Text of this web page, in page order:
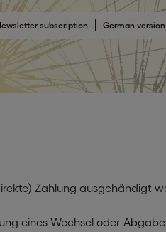
subscription German version
Zahlung ausgehändigt
eines Wechsel oder